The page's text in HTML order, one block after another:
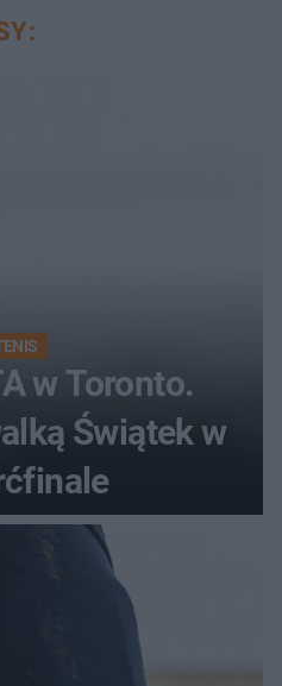
w Toronto.
Świątek w